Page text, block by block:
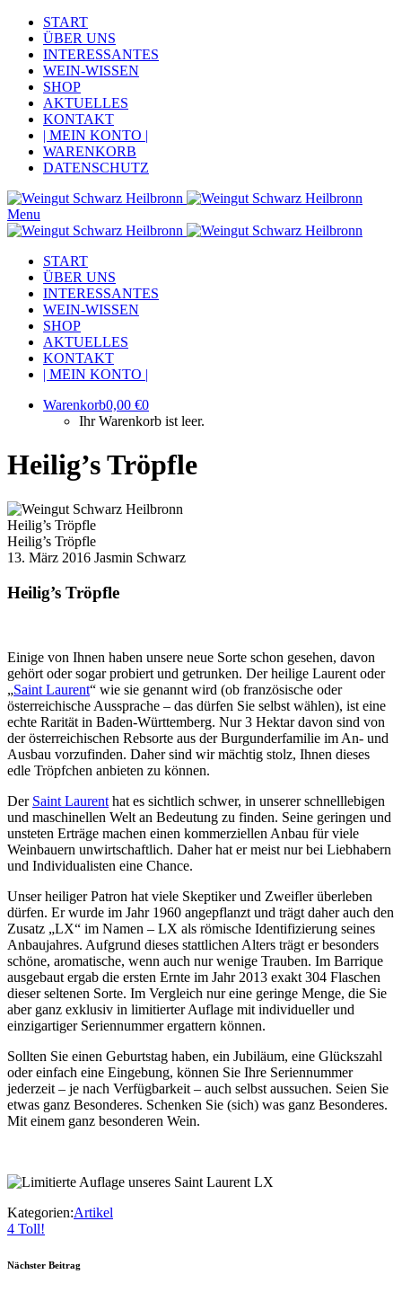
START
ÜBER UNS
INTERESSANTES
WEIN-WISSEN
SHOP
AKTUELLES
KONTAKT
| MEIN KONTO |
WARENKORB
DATENSCHUTZ
Menu
START
ÜBER UNS
INTERESSANTES
WEIN-WISSEN
SHOP
AKTUELLES
KONTAKT
| MEIN KONTO |
Warenkorb0,00 €0
Ihr Warenkorb ist leer.
Heilig’s Tröpfle
Heilig’s Tröpfle
Heilig’s Tröpfle
13. März 2016 Jasmin Schwarz
Heilig’s Tröpfle
Einige von Ihnen haben unsere neue Sorte schon gesehen, davon
gehört oder sogar probiert und getrunken. Der heilige Laurent oder
„Saint Laurent“ wie sie genannt wird (ob französische oder
österreichische Aussprache – das dürfen Sie selbst wählen), ist eine
echte Rarität in Baden-Württemberg. Nur 3 Hektar davon sind von
der österreichischen Rebsorte aus der Burgunderfamilie im An- und
Ausbau vorzufinden. Daher sind wir mächtig stolz, Ihnen dieses
edle Tröpfchen anbieten zu können.
Der Saint Laurent hat es sichtlich schwer, in unserer schnelllebigen
und maschinellen Welt an Bedeutung zu finden. Seine geringen und
unsteten Erträge machen einen kommerziellen Anbau für viele
Weinbauern unwirtschaftlich. Daher hat er meist nur bei Liebhabern
und Individualisten eine Chance.
Unser heiliger Patron hat viele Skeptiker und Zweifler überleben
dürfen. Er wurde im Jahr 1960 angepflanzt und trägt daher auch den
Zusatz „LX“ im Namen – LX als römische Identifizierung seines
Anbaujahres. Aufgrund dieses stattlichen Alters trägt er besonders
schöne, aromatische, wenn auch nur wenige Trauben. Im Barrique
ausgebaut ergab die ersten Ernte im Jahr 2013 exakt 304 Flaschen
dieser seltenen Sorte. Im Vergleich nur eine geringe Menge, die Sie
aber ganz exklusiv in limitierter Auflage mit individueller und
einzigartiger Seriennummer ergattern können.
Sollten Sie einen Geburtstag haben, ein Jubiläum, eine Glückszahl
oder einfach eine Eingebung, können Sie Ihre Seriennummer
jederzeit – je nach Verfügbarkeit – auch selbst aussuchen. Seien Sie
etwas ganz Besonderes. Schenken Sie (sich) was ganz Besonderes.
Mit einem ganz besonderen Wein.
Kategorien:Artikel
4 Toll!
Nächster Beitrag